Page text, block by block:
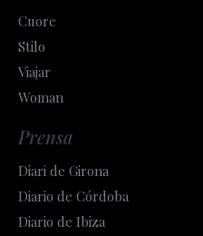
Cuore
Stilo
Viajar
Woman
Prensa
Diari de Girona
Diario de Córdoba
Diario de Ibiza